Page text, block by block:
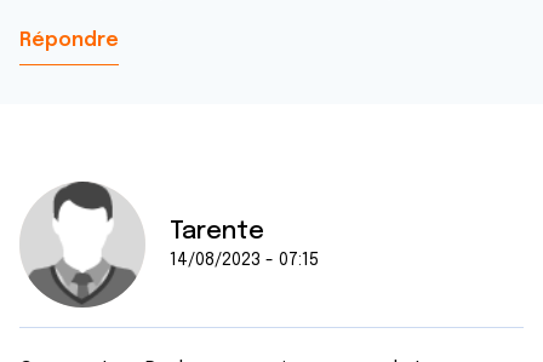
Répondre
Tarente
14/08/2023 - 07:15